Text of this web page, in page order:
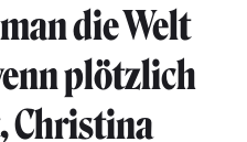
die Welt
plötzlich
Christina